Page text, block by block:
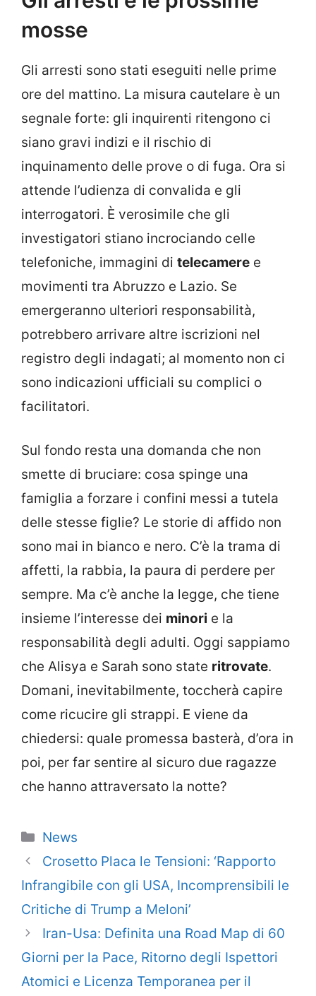
mosse
Gli arresti sono stati eseguiti nelle prime
ore del mattino. La misura cautelare è un
segnale forte: gli inquirenti ritengono ci
siano gravi indizi e il rischio di
inquinamento delle prove o di fuga. Ora si
attende l’udienza di convalida e gli
interrogatori. È verosimile che gli
investigatori stiano incrociando celle
telefoniche, immagini di telecamere e
movimenti tra Abruzzo e Lazio. Se
emergeranno ulteriori responsabilità,
potrebbero arrivare altre iscrizioni nel
registro degli indagati; al momento non ci
sono indicazioni ufficiali su complici o
facilitatori.
Sul fondo resta una domanda che non
smette di bruciare: cosa spinge una
famiglia a forzare i confini messi a tutela
delle stesse figlie? Le storie di affido non
sono mai in bianco e nero. C’è la trama di
affetti, la rabbia, la paura di perdere per
sempre. Ma c’è anche la legge, che tiene
insieme l’interesse dei minori e la
responsabilità degli adulti. Oggi sappiamo
che Alisya e Sarah sono state ritrovate.
Domani, inevitabilmente, toccherà capire
come ricucire gli strappi. E viene da
chiedersi: quale promessa basterà, d’ora in
poi, per far sentire al sicuro due ragazze
che hanno attraversato la notte?
Categorie
News
Crosetto Placa le Tensioni: ‘Rapporto
Infrangibile con gli USA, Incomprensibili le
Critiche di Trump a Meloni’
Iran-Usa: Definita una Road Map di 60
Giorni per la Pace, Ritorno degli Ispettori
Atomici e Licenza Temporanea per il